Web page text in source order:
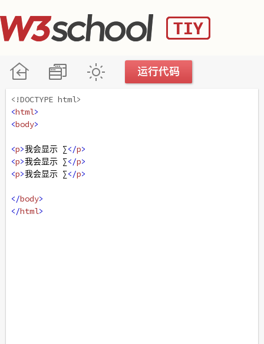
<!DOCTYPE html>
<html>
<body>
<p>我会显示 ∑</p>
<p>我会显示 ∑</p>
<p>我会显示 ∑</p>
</body>
</html>